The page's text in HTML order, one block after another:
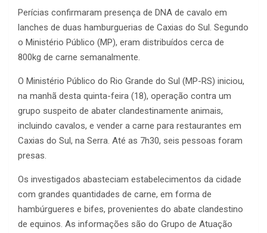
Perícias confirmaram presença de DNA de cavalo em
lanches de duas hamburguerias de Caxias do Sul. Segundo
o Ministério Público (MP), eram distribuídos cerca de
800kg de carne semanalmente.
O Ministério Público do Rio Grande do Sul (MP-RS) iniciou,
na manhã desta quinta-feira (18), operação contra um
grupo suspeito de abater clandestinamente animais,
incluindo cavalos, e vender a carne para restaurantes em
Caxias do Sul, na Serra. Até as 7h30, seis pessoas foram
presas.
Os investigados abasteciam estabelecimentos da cidade
com grandes quantidades de carne, em forma de
hambúrgueres e bifes, provenientes do abate clandestino
de equinos. As informações são do Grupo de Atuação